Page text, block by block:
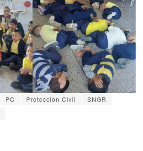
PC Protección Civil
SNGR